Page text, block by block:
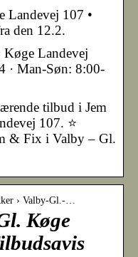
Landevej 107 •
den 12.2.
Køge Landevej
· Man-Søn: 8:00-
tilbud i Jem
107. ⭐
& Fix i Valby – Gl.
› Valby-Gl.-…
Køge